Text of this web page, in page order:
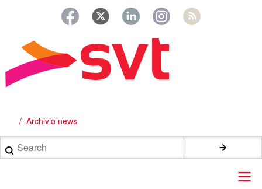
principale
Briciole
di
pane
Archivio news
Search